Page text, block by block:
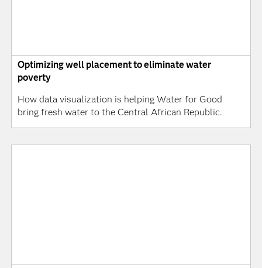
Optimizing well placement to eliminate water
poverty
How data visualization is helping Water for Good
bring fresh water to the Central African Republic.